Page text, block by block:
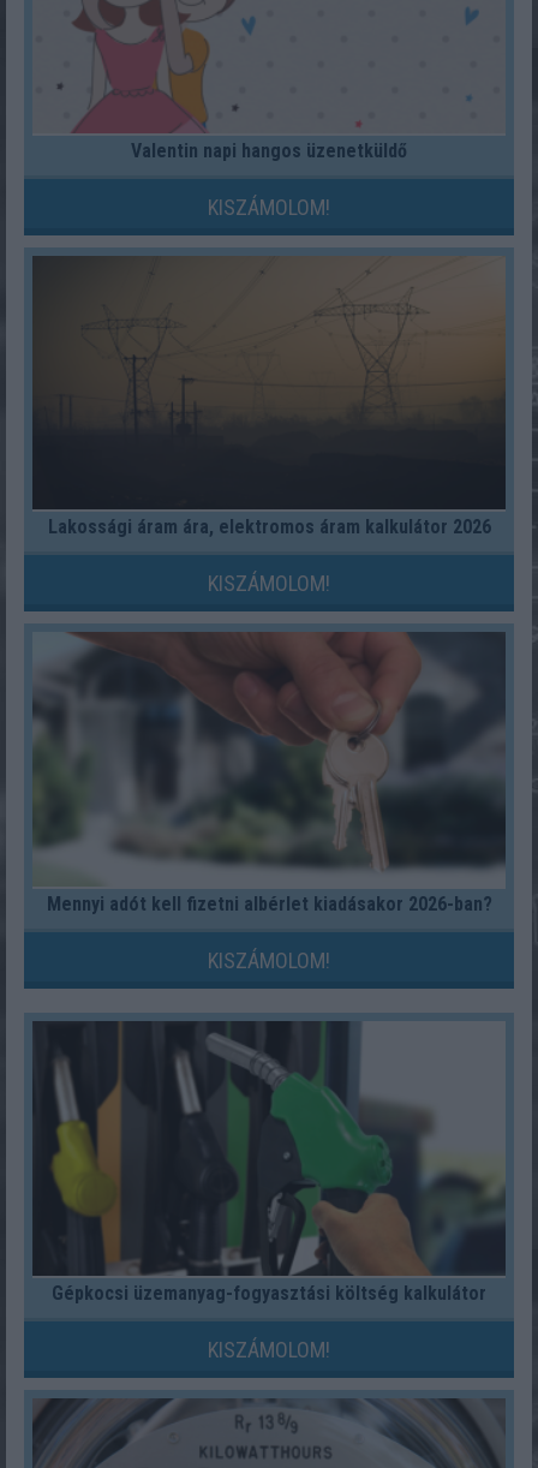
Valentin napi hangos üzenetküldő
KISZÁMOLOM!
Lakossági áram ára, elektromos áram kalkulátor 2026
KISZÁMOLOM!
Mennyi adót kell fizetni albérlet kiadásakor 2026-ban?
KISZÁMOLOM!
Gépkocsi üzemanyag-fogyasztási költség kalkulátor
KISZÁMOLOM!